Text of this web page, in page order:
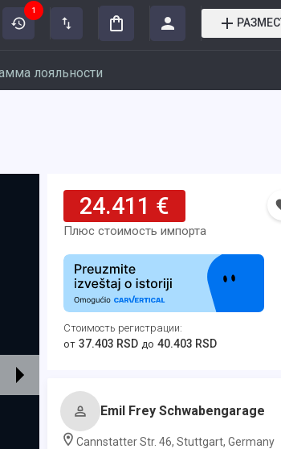
1
лояльности
24.411 €
Плюс стоимость импорта
Стоимость регистрации:
от 37.403 RSD до 40.403 RSD
Emil Frey Schwabengarage
Cannstatter Str. 46, Stuttgart, Germany